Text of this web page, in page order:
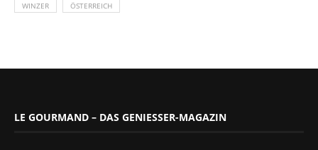
WINZER ÖSTERREICH
LE GOURMAND – DAS GENIESSER-MAGAZIN